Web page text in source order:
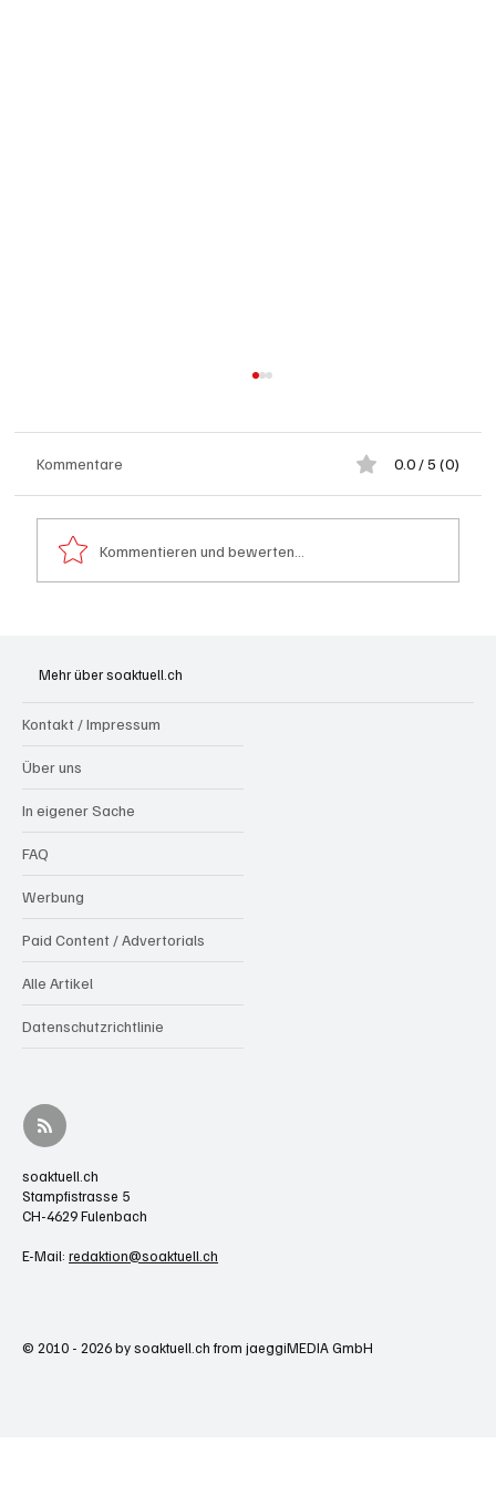
Kommentare 0.0 / 5 (0)
Kommentieren und bewerten...
Mehr über soaktuell.ch
Kontakt / Impressum
Über uns
In eigener Sache
FAQ
Werbung
Paid Content / Advertorials
Alle Artikel
Datenschutzrichtlinie
soaktuell.ch
Stampfistrasse 5
CH-4629 Fulenbach
E-Mail: redaktion@soaktuell.ch
© 2010 - 2026 by soaktuell.ch from jaeggiMEDIA GmbH